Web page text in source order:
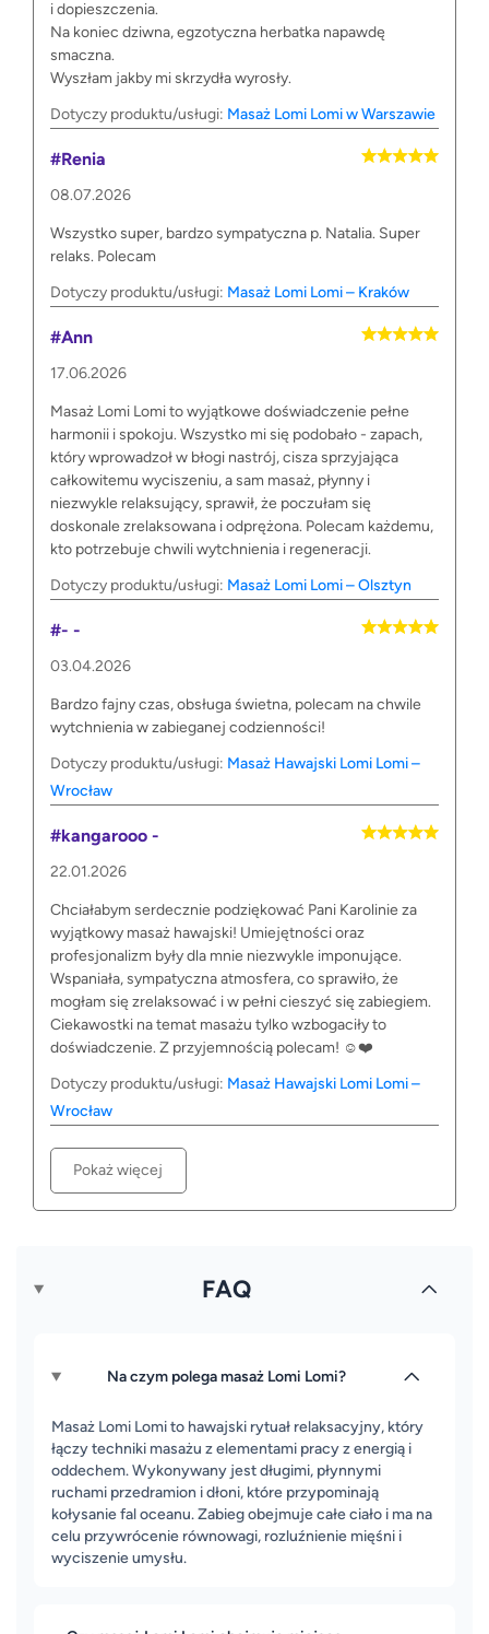
i dopieszczenia.
Na koniec dziwna, egzotyczna herbatka napawdę
smaczna.
Wyszłam jakby mi skrzydła wyrosły.
Dotyczy produktu/usługi: Masaż Lomi Lomi w Warszawie
#Renia
08.07.2026
Wszystko super, bardzo sympatyczna p. Natalia. Super
relaks. Polecam
Dotyczy produktu/usługi: Masaż Lomi Lomi – Kraków
#Ann
17.06.2026
Masaż Lomi Lomi to wyjątkowe doświadczenie pełne
harmonii i spokoju. Wszystko mi się podobało - zapach,
który wprowadzoł w błogi nastrój, cisza sprzyjająca
całkowitemu wyciszeniu, a sam masaż, płynny i
niezwykle relaksujący, sprawił, że poczułam się
doskonale zrelaksowana i odprężona. Polecam każdemu,
kto potrzebuje chwili wytchnienia i regeneracji.
Dotyczy produktu/usługi: Masaż Lomi Lomi – Olsztyn
#- -
03.04.2026
Bardzo fajny czas, obsługa świetna, polecam na chwile
wytchnienia w zabieganej codzienności!
Dotyczy produktu/usługi: Masaż Hawajski Lomi Lomi –
Wrocław
#kangarooo -
22.01.2026
Chciałabym serdecznie podziękować Pani Karolinie za
wyjątkowy masaż hawajski! Umiejętności oraz
profesjonalizm były dla mnie niezwykle imponujące.
Wspaniała, sympatyczna atmosfera, co sprawiło, że
mogłam się zrelaksować i w pełni cieszyć się zabiegiem.
Ciekawostki na temat masażu tylko wzbogaciły to
doświadczenie. Z przyjemnością polecam! ☺️❤️
Dotyczy produktu/usługi: Masaż Hawajski Lomi Lomi –
Wrocław
Pokaż więcej
FAQ
Na czym polega masaż Lomi Lomi?
Masaż Lomi Lomi to hawajski rytuał relaksacyjny, który
łączy techniki masażu z elementami pracy z energią i
oddechem. Wykonywany jest długimi, płynnymi
ruchami przedramion i dłoni, które przypominają
kołysanie fal oceanu. Zabieg obejmuje całe ciało i ma na
celu przywrócenie równowagi, rozluźnienie mięśni i
wyciszenie umysłu.